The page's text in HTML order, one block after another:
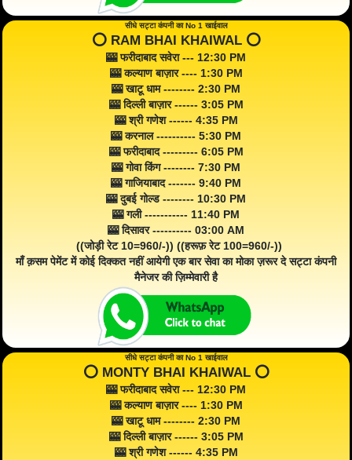
सीधे सट्टा कंपनी का No 1 खाईवाल
⭕️ RAM BHAI KHAIWAL ⭕️
🎰 फरीदाबाद सवेरा --- 12:30 PM
🎰 कल्याण बाज़ार ---- 1:30 PM
🎰 खाटू धाम -------- 2:30 PM
🎰 दिल्ली बाज़ार ------ 3:05 PM
🎰 श्री गणेश ------ 4:35 PM
🎰 करनाल ---------- 5:30 PM
🎰 फरीदाबाद --------- 6:05 PM
🎰 गोवा किंग -------- 7:30 PM
🎰 गाजियाबाद ------- 9:40 PM
🎰 दुबई गोल्ड -------- 10:30 PM
🎰 गली ----------- 11:40 PM
🎰 दिसावर ---------- 03:00 AM
((जोड़ी रेट 10=960/-)) ((हरूफ़ रेट 100=960/-))
माँ क़सम पेमेंट में कोई दिक्कत नहीं आयेगी एक बार सेवा का मोका ज़रूर दे सट्टा कंपनी
मैनेजर की ज़िम्मेवारी है
सीधे सट्टा कंपनी का No 1 खाईवाल
⭕️ MONTY BHAI KHAIWAL ⭕️
🎰 फरीदाबाद सवेरा --- 12:30 PM
🎰 कल्याण बाज़ार ---- 1:30 PM
🎰 खाटू धाम -------- 2:30 PM
🎰 दिल्ली बाज़ार ------ 3:05 PM
🎰 श्री गणेश ------ 4:35 PM